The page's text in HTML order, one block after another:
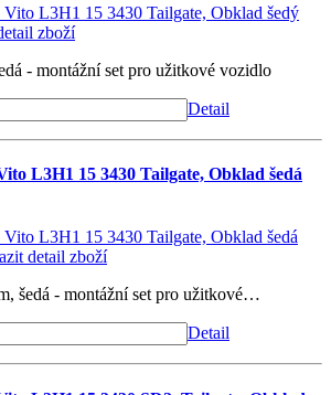
- montážní set pro užitkové vozidlo
Detail
L3H1 15 3430 Tailgate, Obklad šedá
šedá - montážní set pro užitkové…
Detail